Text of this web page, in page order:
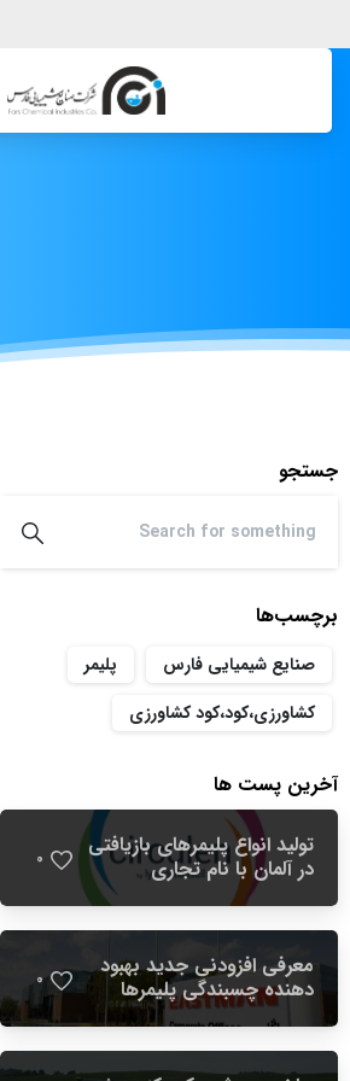
جستجو
برچسب‌ها
صنایع شیمیایی فارس
پلیمر
کشاورزی،کود،کود کشاورزی
آخرین پست ها
تولید انواع پلیمرهای بازیافتی
در آلمان با نام تجاری
LyondellBasell’s Circulen
0
معرفی افزودنی جدید بهبود
دهنده چسبندگی پلیمرها
توسط شرکت Eastman
0